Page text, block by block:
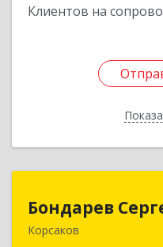
Клиентов на
Бондарев
Корсаков
Бондарев